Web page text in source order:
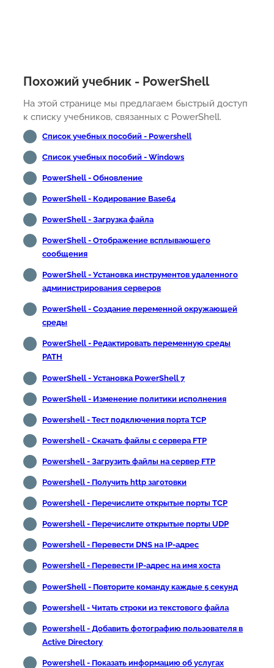
Похожий учебник - PowerShell
На этой странице мы предлагаем быстрый доступ
к списку учебников, связанных с PowerShell.
Список учебных пособий - Powershell
Список учебных пособий - Windows
PowerShell - Обновление
PowerShell - Кодирование Base64
PowerShell - Загрузка файла
PowerShell - Отображение всплывающего
сообщения
PowerShell - Установка инструментов удаленного
администрирования серверов
PowerShell - Создание переменной окружающей
среды
PowerShell - Редактировать переменную среды
PATH
PowerShell - Установка PowerShell 7
PowerShell - Изменение политики исполнения
Powershell - Тест подключения порта TCP
Powershell - Скачать файлы с сервера FTP
Powershell - Загрузить файлы на сервер FTP
Powershell - Получить http заготовки
Powershell - Перечислите открытые порты TCP
Powershell - Перечислите открытые порты UDP
Powershell - Перевести DNS на IP-адрес
Powershell - Перевести IP-адрес на имя хоста
PowerShell - Повторите команду каждые 5 секунд
Powershell - Читать строки из текстового файла
Powershell - Добавить фотографию пользователя в
Active Directory
Powershell - Показать информацию об услугах